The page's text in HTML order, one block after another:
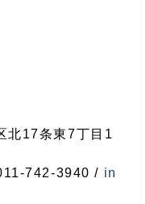
17条東7丁目1
742-3940 / in